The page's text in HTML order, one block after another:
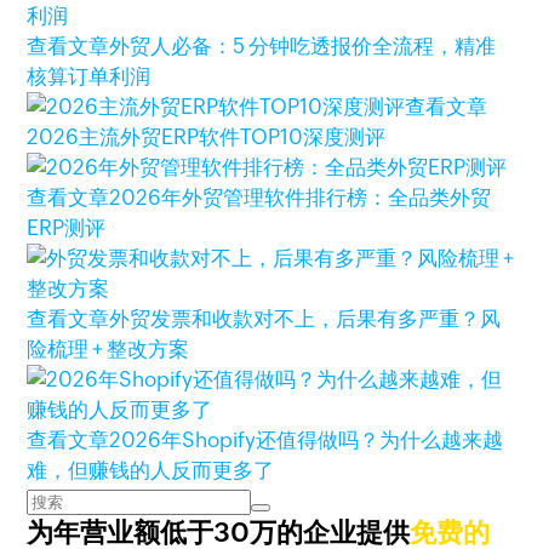
查看文章外贸人必备：5 分钟吃透报价全流程，精准
核算订单利润
查看文章
2026主流外贸ERP软件TOP10深度测评
查看文章2026年外贸管理软件排行榜：全品类外贸
ERP测评
查看文章外贸发票和收款对不上，后果有多严重？风
险梳理 + 整改方案
查看文章2026年Shopify还值得做吗？为什么越来越
难，但赚钱的人反而更多了
为年营业额低于30万的企业提供免费的